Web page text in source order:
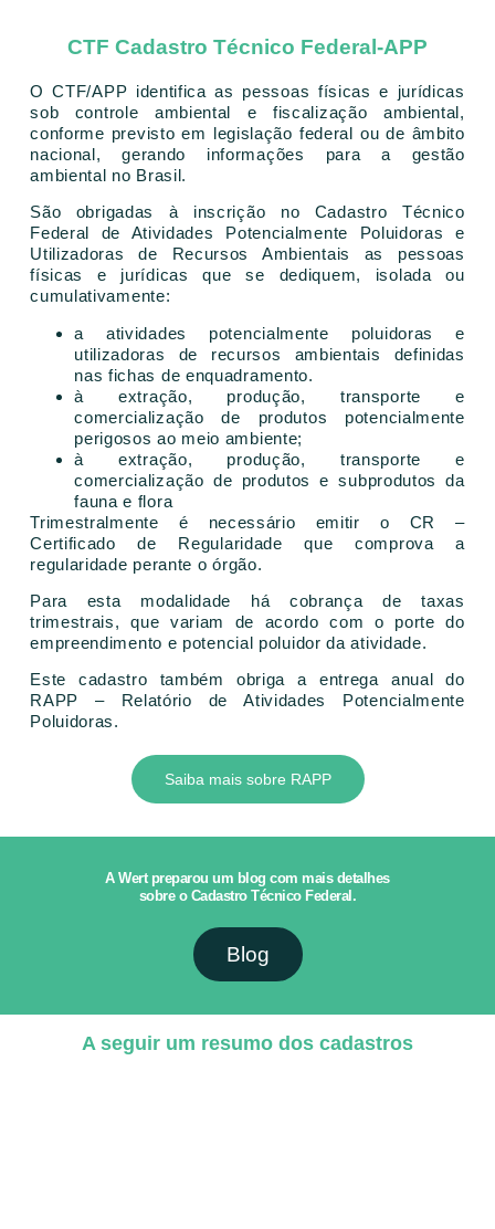
CTF Cadastro Técnico Federal-APP
O CTF/APP identifica as pessoas físicas e jurídicas
sob controle ambiental e fiscalização ambiental,
conforme previsto em legislação federal ou de âmbito
nacional, gerando informações para a gestão
ambiental no Brasil.
São obrigadas à inscrição no Cadastro Técnico
Federal de Atividades Potencialmente Poluidoras e
Utilizadoras de Recursos Ambientais as pessoas
físicas e jurídicas que se dediquem, isolada ou
cumulativamente:
a atividades potencialmente poluidoras e
utilizadoras de recursos ambientais definidas
nas fichas de enquadramento.
à extração, produção, transporte e
comercialização de produtos potencialmente
perigosos ao meio ambiente;
à extração, produção, transporte e
comercialização de produtos e subprodutos da
fauna e flora
Trimestralmente é necessário emitir o CR –
Certificado de Regularidade que comprova a
regularidade perante o órgão.
Para esta modalidade há cobrança de taxas
trimestrais, que variam de acordo com o porte do
empreendimento e potencial poluidor da atividade.
Este cadastro também obriga a entrega anual do
RAPP – Relatório de Atividades Potencialmente
Poluidoras.
Saiba mais sobre RAPP
A Wert preparou um blog com mais detalhes
sobre o Cadastro Técnico Federal.
Blog
A seguir um resumo dos cadastros